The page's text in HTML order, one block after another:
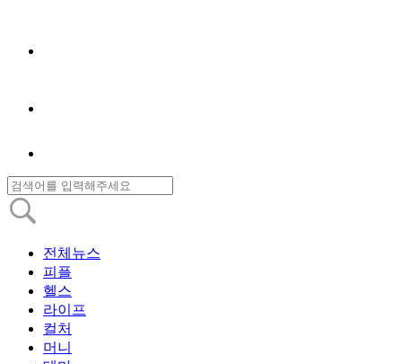
전체뉴스
피플
헬스
라이프
컬처
머니